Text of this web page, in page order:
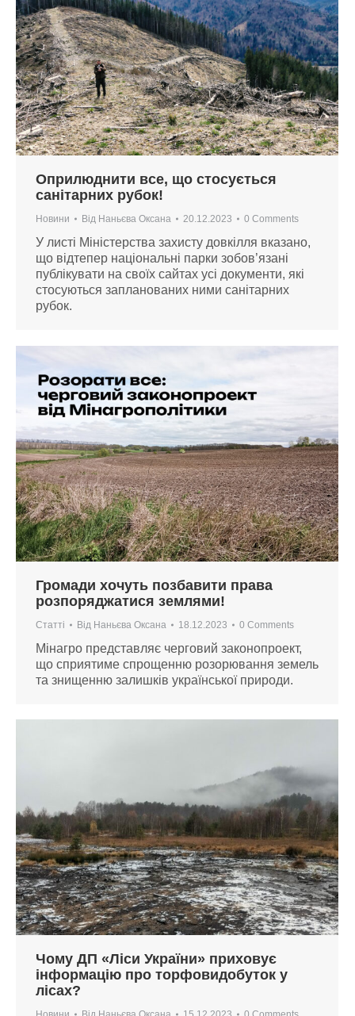
Оприлюднити все, що стосується
санітарних рубок!
Новини Від Наньєва Оксана 20.12.2023 0 Comments
У листі Міністерства захисту довкілля вказано,
що відтепер національні парки зобов’язані
публікувати на своїх сайтах усі документи, які
стосуються запланованих ними санітарних
рубок.
Громади хочуть позбавити права
розпоряджатися землями!
Статті Від Наньєва Оксана 18.12.2023 0 Comments
Мінагро представляє черговий законопроект,
що сприятиме спрощенню розорювання земель
та знищенню залишків української природи.
Чому ДП «Ліси України» приховує
інформацію про торфовидобуток у
лісах?